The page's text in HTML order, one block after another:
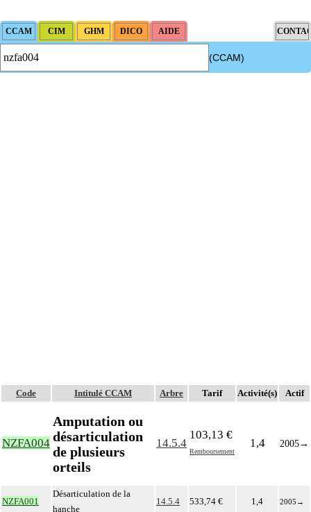
(CCAM)
Code Intitulé CCAM Arbre Tarif Activité(s) Actif
NZFA004
Amputation ou
désarticulation
de plusieurs
orteils
14.5.4
103,13 €
Remboursement
1,4 2005→
NZFA001
Désarticulation de la
hanche
14.5.4 533,74 € 1,4 2005 →